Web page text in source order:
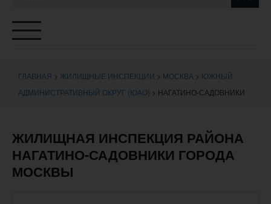
Переключатель
ГЛАВНАЯ > ЖИЛИЩНЫЕ ИНСПЕКЦИИ > МОСКВА > ЮЖНЫЙ
АДМИНИСТРАТИВНЫЙ ОКРУГ (ЮАО) > НАГАТИНО-САДОВНИКИ
ЖИЛИЩНАЯ ИНСПЕКЦИЯ РАЙОНА
НАГАТИНО-САДОВНИКИ ГОРОДА
МОСКВЫ